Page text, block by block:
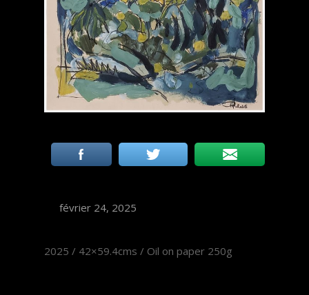
février 24, 2025
2025 / 42×59.4cms / Oil on paper 250g